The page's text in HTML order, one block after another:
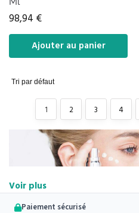
98,94 €
Ajouter au panier
1 2 3 4
Voir plus
Paiement sécurisé